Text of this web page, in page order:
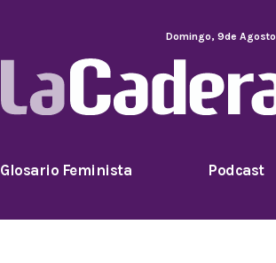
Domingo, 9de Agosto
Glosario Feminista Podcast